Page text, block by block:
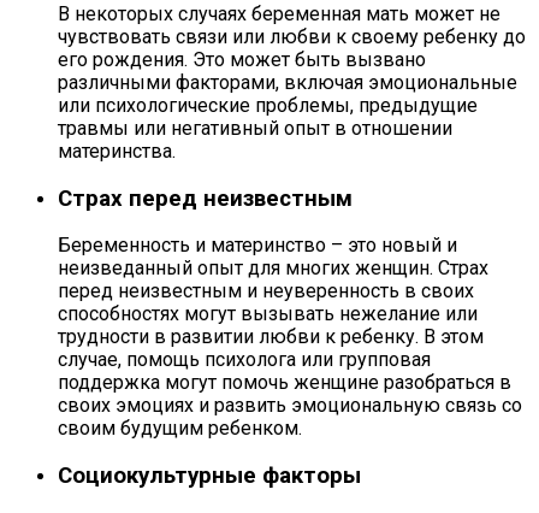
В некоторых случаях беременная мать может не
чувствовать связи или любви к своему ребенку до
его рождения. Это может быть вызвано
различными факторами, включая эмоциональные
или психологические проблемы, предыдущие
травмы или негативный опыт в отношении
материнства.
Страх перед неизвестным
Беременность и материнство – это новый и
неизведанный опыт для многих женщин. Страх
перед неизвестным и неуверенность в своих
способностях могут вызывать нежелание или
трудности в развитии любви к ребенку. В этом
случае, помощь психолога или групповая
поддержка могут помочь женщине разобраться в
своих эмоциях и развить эмоциональную связь со
своим будущим ребенком.
Социокультурные факторы